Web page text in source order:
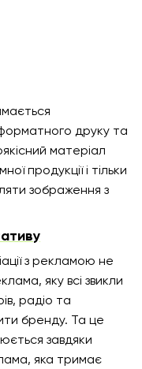
друку та
матеріал
продукції і тільки
зображення з
з рекламою не
яку всі звикли
радіо та
бренду. Та це
завдяки
яка тримає